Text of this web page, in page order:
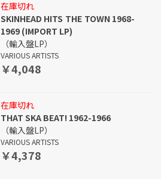
在庫切れ
SKINHEAD HITS THE TOWN 1968-
1969 (IMPORT LP)
（輸入盤LP）
VARIOUS ARTISTS
￥4,048
在庫切れ
THAT SKA BEAT! 1962-1966
（輸入盤LP）
VARIOUS ARTISTS
￥4,378